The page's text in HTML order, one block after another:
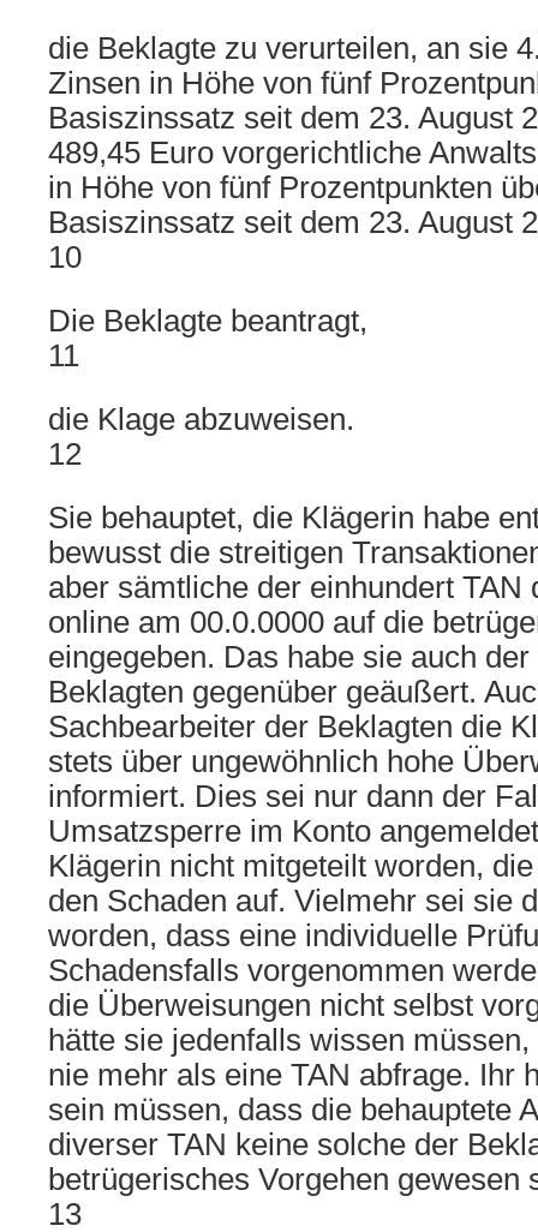
die Beklagte zu verurteilen, an sie
Zinsen in Höhe von fünf
Basiszinssatz seit dem 23. August
489,45 Euro vorgerichtliche
in Höhe von fünf Prozentpunkten
Basiszinssatz seit dem 23. August
10
Die Beklagte beantragt,
11
die Klage abzuweisen.
12
Sie behauptet, die Klägerin habe
bewusst die streitigen
aber sämtliche der einhundert TAN
online am 00.0.0000 auf die
eingegeben. Das habe sie auch
Beklagten gegenüber geäußert.
Sachbearbeiter der Beklagten die
stets über ungewöhnlich hohe
informiert. Dies sei nur dann der
Umsatzsperre im Konto
Klägerin nicht mitgeteilt worden,
den Schaden auf. Vielmehr sei sie
worden, dass eine individuelle
Schadensfalls vorgenommen
die Überweisungen nicht selbst
hätte sie jedenfalls wissen
nie mehr als eine TAN abfrage. Ihr
sein müssen, dass die behauptete
diverser TAN keine solche der
betrügerisches Vorgehen gewesen
13